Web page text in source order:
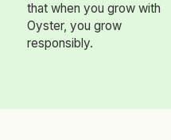
that when you grow with
Oyster, you grow
responsibly.